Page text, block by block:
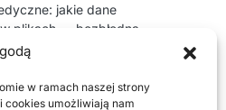
w ramach naszej strony
umożliwiają nam
jakie dane
plikach — bezbłędna
medyczne